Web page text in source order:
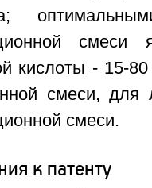
кислоты - 15-
смеси,
смеси.
к патенту